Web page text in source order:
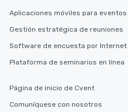
Aplicaciones móviles para eventos
Gestión estratégica de reuniones
Software de encuesta por Internet
Plataforma de seminarios en línea
Página de inicio de Cvent
Comuníquese con nosotros